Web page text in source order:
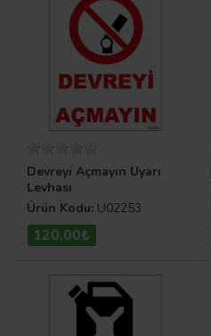
Devreyi Açmayın Uyarı
Levhası
Ürün Kodu: U02253
120,00₺